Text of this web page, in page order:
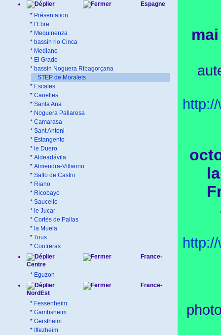
Espagne
* Présentation
* l'Ebre
* Mequinenza
* bassin rio Cinca
* Mediano
* El Grado
* bassin Noguera Ribagorçana
STEP de Moralets
* Escales
* Canelles
* Santa Ana
* Noguera Pallaresa
* Camarasa
* Sant Antoni
* Estangento
* le Duero
* Aldeadávila
* Almendra-Villarino
* Salto de Castro
* Riano
* Ricobayo
* Saucelle
* le Jucar
* Cortès de Pallas
* la Muela
* Tous
* Contreras
France-
Centre
* Eguzon
France-
NordEst
* Fessenheim
* Gambsheim
* Gerstheim
* Iffezheim